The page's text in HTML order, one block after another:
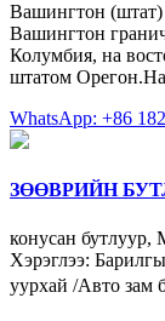
Вашингтон
Вашингтон
Колумбия, на
штатом Орегон.На
WhatsApp: +86
ЗӨӨВРИЙН
конусан бутлуур,
Хэрэглээ:
уурхай /Авто зам